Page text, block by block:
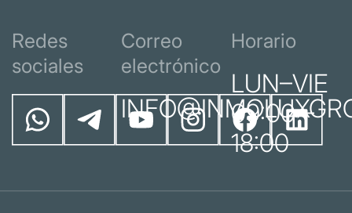
Redes
sociales
Correo
electrónico
Horario
LUN–VIE
09:00 –
18:00